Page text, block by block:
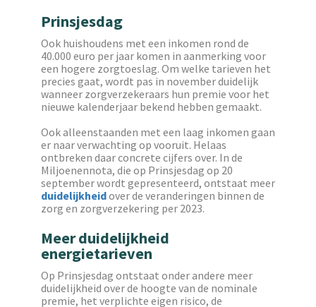
Prinsjesdag
Ook huishoudens met een inkomen rond de
40.000 euro per jaar komen in aanmerking voor
een hogere zorgtoeslag. Om welke tarieven het
precies gaat, wordt pas in november duidelijk
wanneer zorgverzekeraars hun premie voor het
nieuwe kalenderjaar bekend hebben gemaakt.
Ook alleenstaanden met een laag inkomen gaan
er naar verwachting op vooruit. Helaas
ontbreken daar concrete cijfers over. In de
Miljoenennota, die op Prinsjesdag op 20
september wordt gepresenteerd, ontstaat meer
duidelijkheidover de veranderingen binnen de
zorg en zorgverzekering per 2023.
Meer duidelijkheid
energietarieven
Op Prinsjesdag ontstaat onder andere meer
duidelijkheid over de hoogte van de nominale
premie, het verplichte eigen risico, de